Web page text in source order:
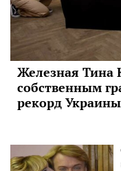
Железная Тина
собственным
рекорд Украины